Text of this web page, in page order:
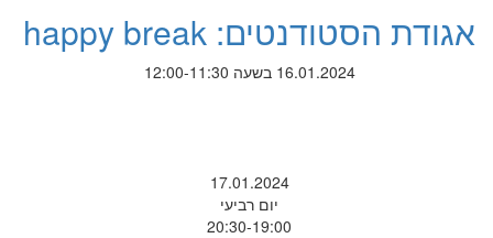
אגודת הסטודנטים: happy break
16.01.2024 בשעה 12:00-11:30
17.01.2024
יום רביעי
20:30-19:00